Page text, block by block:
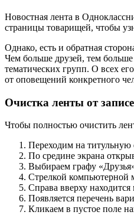
Новостная лента в
страницы товарищей, чтобы
Однако, есть и обратная
Чем больше друзей, тем
тематических групп. О всех
от оповещений конкретного
Очистка ленты от
Чтобы полностью очистить
Переходим на титульную
По средине экрана
Выбираем графу
Стрелкой компьютерной
Справа вверху
Появляется перечень
Кликаем в пустое поле